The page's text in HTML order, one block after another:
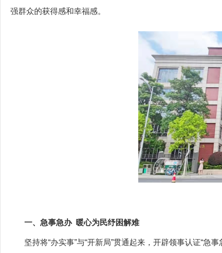
强群众的获得感和幸福感。
一、急事急办 暖心为民纾困解难
坚持将“办实事”与“开新局”贯通起来，开辟领事认证“急